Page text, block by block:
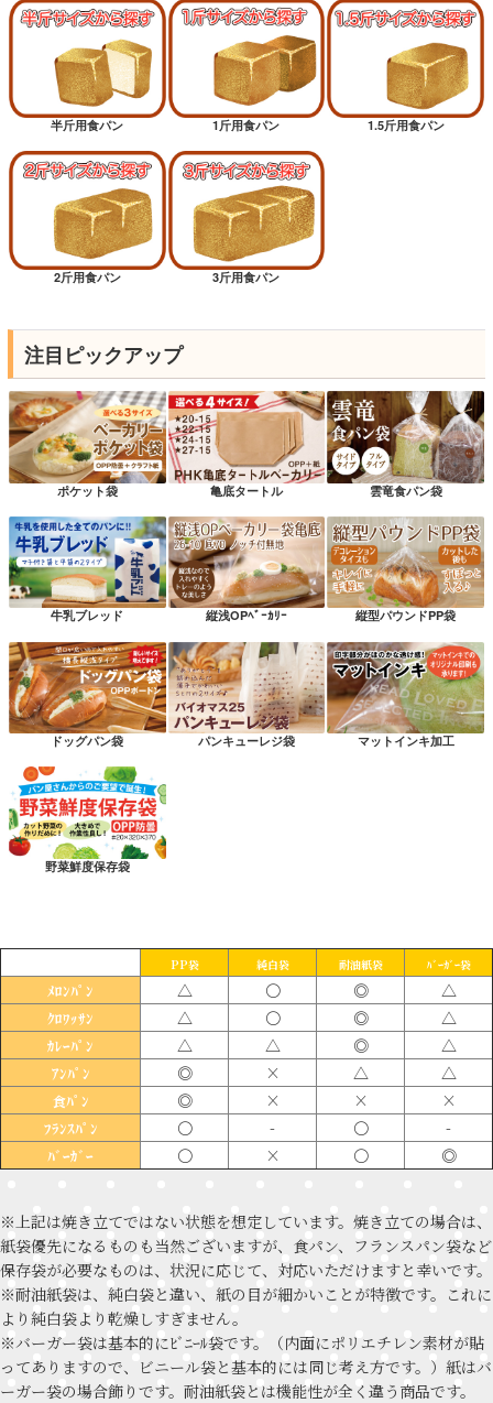
半斤用食パン 1斤用食パン 1.5斤用食パン
2斤用食パン 3斤用食パン
注目ピックアップ
ポケット袋 亀底タートル 雲竜食パン袋
牛乳ブレッド 縦浅OPﾍﾞｰｶﾘｰ 縦型パウンドPP袋
ドッグパン袋 パンキューレジ袋 マットインキ加工
野菜鮮度保存袋
PP袋 純白袋 耐油紙袋 ﾊﾞｰｶﾞｰ袋
ﾒﾛﾝﾊﾟﾝ △ 〇 ◎ △
ｸﾛﾜｯｻﾝ △ 〇 ◎ △
ｶﾚｰﾊﾟﾝ △ △ ◎ △
ｱﾝﾊﾟﾝ ◎ × △ △
食ﾊﾟﾝ ◎ × × ×
ﾌﾗﾝｽﾊﾟﾝ 〇 - 〇 -
ﾊﾞｰｶﾞｰ 〇 × 〇 ◎
※上記は焼き立てではない状態を想定しています。焼き立ての場合は、
紙袋優先になるものも当然ございますが、食パン、フランスパン袋など
保存袋が必要なものは、状況に応じて、対応いただけますと幸いです。
※耐油紙袋は、純白袋と違い、紙の目が細かいことが特徴です。これに
より純白袋より乾燥しすぎません。
※バーガー袋は基本的にﾋﾞﾆｰﾙ袋です。（内面にポリエチレン素材が貼
ってありますので、ビニール袋と基本的には同じ考え方です。）紙はバ
ーガー袋の場合飾りです。耐油紙袋とは機能性が全く違う商品です。